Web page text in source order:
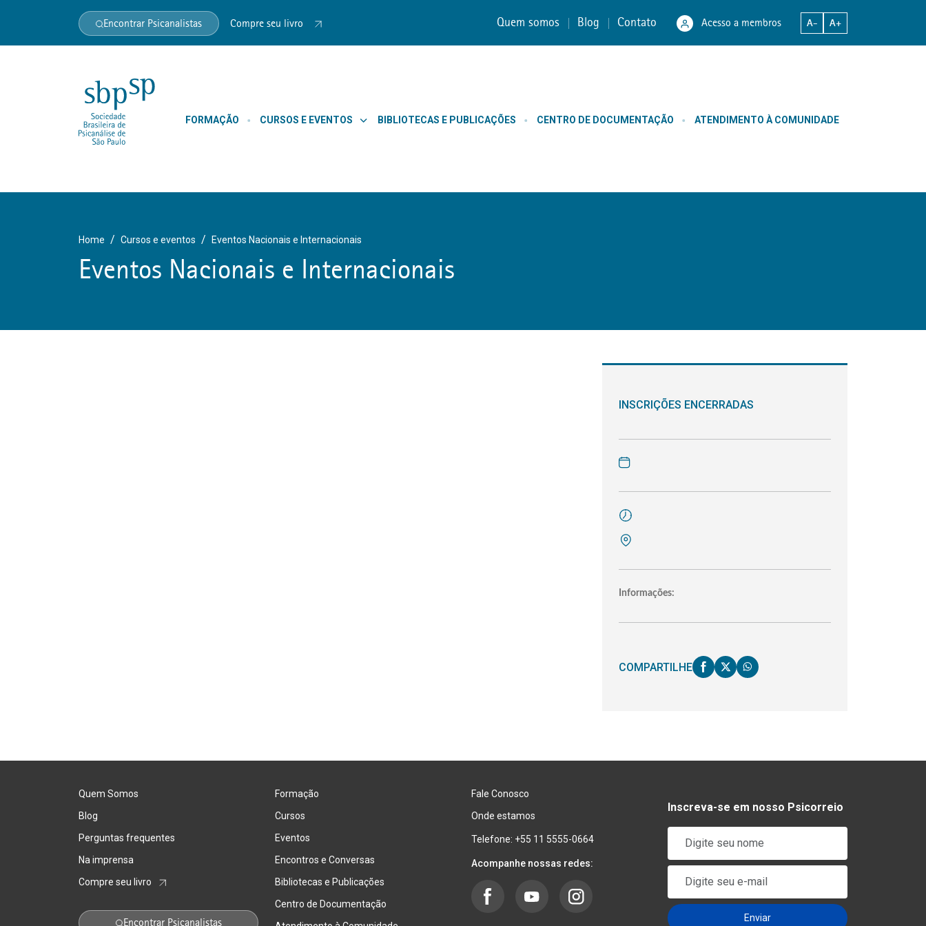
Encontrar Psicanalistas Compre seu livro Quem somos Blog Contato Acesso a membros A- A+
FORMAÇÃO CURSOS E EVENTOS BIBLIOTECAS E PUBLICAÇÕES CENTRO DE DOCUMENTAÇÃO ATENDIMENTO À COMUNIDADE
Home Cursos e eventos Eventos Nacionais e Internacionais
Eventos Nacionais e Internacionais
INSCRIÇÕES ENCERRADAS
Informações:
COMPARTILHE
Quem Somos
Blog
Perguntas frequentes
Na imprensa
Compre seu livro
Encontrar Psicanalistas
Formação
Cursos
Eventos
Encontros e Conversas
Bibliotecas e Publicações
Centro de Documentação
Fale Conosco
Onde estamos
Telefone: +55 11 5555-0664
Acompanhe nossas redes:
Inscreva-se em nosso Psicorreio